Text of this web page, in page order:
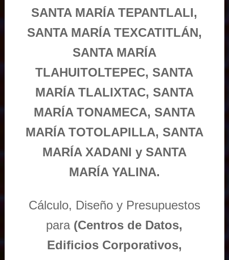
SANTA MARÍA TEPANTLALI,
SANTA MARÍA TEXCATITLÁN,
SANTA MARÍA
TLAHUITOLTEPEC, SANTA
MARÍA TLALIXTAC, SANTA
MARÍA TONAMECA, SANTA
MARÍA TOTOLAPILLA, SANTA
MARÍA XADANI y SANTA
MARÍA YALINA.
Cálculo, Diseño y Presupuestos
para (Centros de Datos,
Edificios Corporativos,